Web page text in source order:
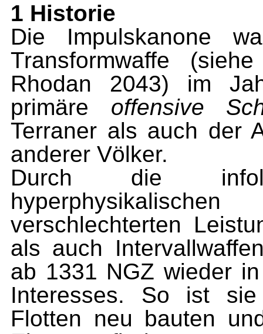
1 Historie
Die Impulskanone
Transformwaffe
Rhodan 2043) im
primäre offensive
Terraner als auch der
anderer Völker.
Durch die
verschlechterten
als auch
ab 1331 NGZ wieder
Interesses. So ist
Flotten neu bauten